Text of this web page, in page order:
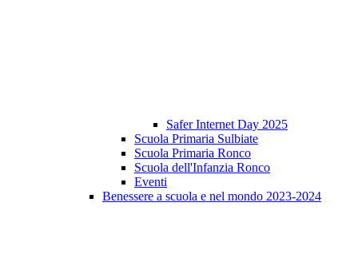
Safer Internet Day 2025
Scuola Primaria Sulbiate
Scuola Primaria Ronco
Scuola dell'Infanzia Ronco
Eventi
Benessere a scuola e nel mondo 2023-2024